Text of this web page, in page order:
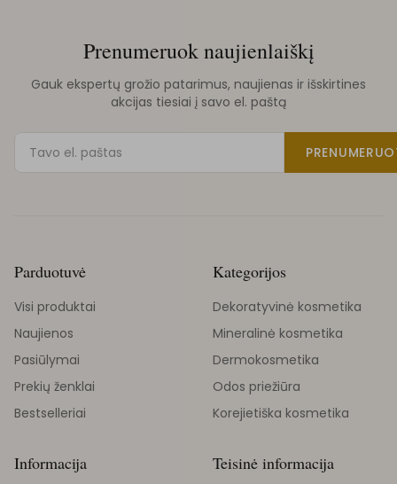
Prenumeruok naujienlaiškį
Gauk ekspertų grožio patarimus, naujienas ir išskirtines
akcijas tiesiai į savo el. paštą
Parduotuvė
Visi produktai
Naujienos
Pasiūlymai
Prekių ženklai
Bestselleriai
Kategorijos
Dekoratyvinė kosmetika
Mineralinė kosmetika
Dermokosmetika
Odos priežiūra
Korejietiška kosmetika
Informacija Teisinė informacija